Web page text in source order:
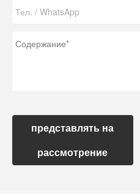
представлять на
рассмотрение